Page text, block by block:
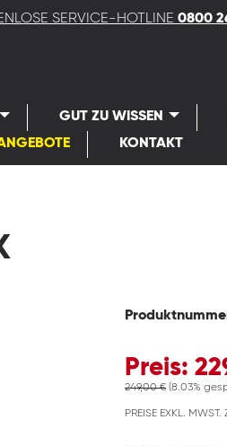
SERVICE-HOTLINE 0800
GUT ZU WISSEN
KONTAKT
Preis:
249,00 € (8.03%
PREISE EXKL. MWST.